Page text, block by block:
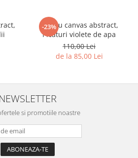
-23%
Tablou canvas abstract,
Picaturi violete de apa
110,00 Lei
de la 85,00 Lei
NEWSLETTER
si promotiile noastre